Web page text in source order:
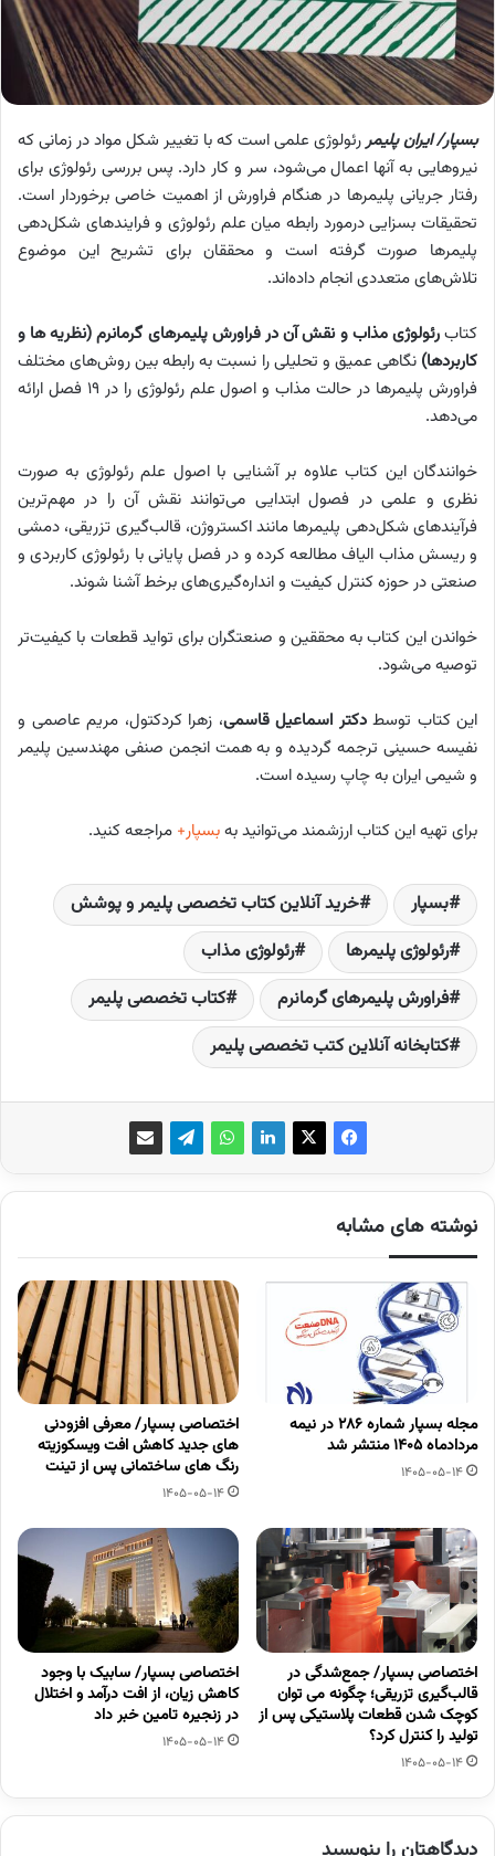
بسپار/ ایران پلیمررئولوژی علمی است که با تغییر شکل مواد در زمانی که
نیروهایی به آنها اعمال می‌شود، سر و کار دارد. پس بررسی رئولوژی برای
رفتار جریانی پلیمرها در هنگام فراورش از اهمیت خاصی برخوردار است.
تحقیقات بسزایی درمورد رابطه میان علم رئولوژی و فرایندهای شکل‌دهی
پلیمرها صورت گرفته است و محققان برای تشریح این موضوع
تلاش‌های متعددی انجام داده‌اند.
کتابرئولوژی مذاب و نقش آن در فراورش پلیمرهای گرمانرم (نظریه ها و
کاربردها) نگاهی عمیق و تحلیلی را نسبت به رابطه بین روش‌های مختلف
فراورش پلیمرها در حالت مذاب و اصول علم رئولوژی را در 19 فصل ارائه
می‌دهد.
خوانندگان این کتاب علاوه بر آشنایی با اصول علم رئولوژی به صورت
نظری و علمی در فصول ابتدایی می‌توانند نقش آن را در مهم‌ترین
فرآیندهای شکل‌دهی پلیمرها مانند اکستروژن، قالب‌گیری تزریقی، دمشی
و ریسش مذاب الیاف مطالعه کرده و در فصل پایانی با رئولوژی کاربردی و
صنعتی در حوزه کنترل کیفیت و انداره‌گیری‌های برخط آشنا شوند.
خواندن این کتاب به محققین و صنعتگران برای تواید قطعات با کیفیت‌تر
توصیه می‌شود.
این کتاب توسطدکتر اسماعیل قاسمی، زهرا کردکتول، مریم عاصمی و
نفیسه حسینی ترجمه گردیده و به همت انجمن صنفی مهندسین پلیمر
و شیمی ایران به چاپ رسیده است.
برای تهیه این کتاب ارزشمند می‌توانید بهبسپار+ مراجعه کنید.
بسپار
خرید آنلاین کتاب تخصصی پلیمر و پوشش
رئولوژی پلیمرها
رئولوژی مذاب
فراورش پلیمرهای گرمانرم
کتاب تخصصی پلیمر
کتابخانه آنلاین کتب تخصصی پلیمر
نوشته های مشابه
مجله بسپار شماره 286 در نیمه
مردادماه 1405 منتشر شد
1405-05-14
اختصاصی بسپار/ معرفی افزودنی
های جدید کاهش افت ویسکوزیته
رنگ های ساختمانی پس از تینت
1405-05-14
اختصاصی بسپار/ جمع‌شدگی در
قالب‌گیری تزریقی؛ چگونه می توان
کوچک شدن قطعات پلاستیکی پس از
تولید را کنترل کرد؟
1405-05-14
اختصاصی بسپار/ سابیک با وجود
کاهش زیان، از افت درآمد و اختلال
در زنجیره تامین خبر داد
1405-05-14